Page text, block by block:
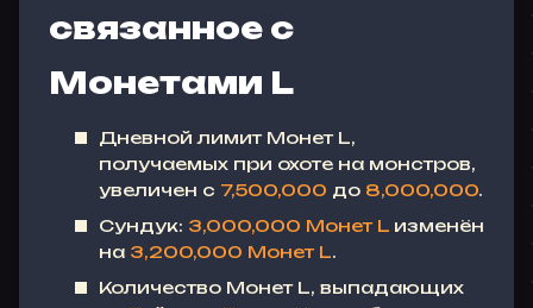
связанное с
Монетами L
Дневной лимит Монет L,
получаемых при охоте на монстров,
увеличен с 7,500,000 до 8,000,000.
Сундук: 3,000,000 Монет L изменён
на 3,200,000 Монет L.
Количество Монет L, выпадающих